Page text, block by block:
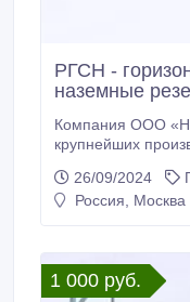
РГСН -
наземные
Компания ООО
крупнейших
назначения, резервуарной техники. Приоритетное
направление
машиностроительной, химической,
26/09/2024
Россия, Москва
1 000 руб.